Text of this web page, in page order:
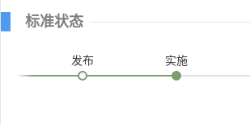
标准状态
发布 实施